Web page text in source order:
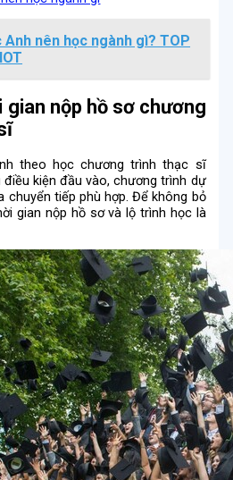
Anh nên học ngành gì? TOP
gian nộp hồ sơ chương
theo học chương trình thạc sĩ
kiện đầu vào, chương trình dự
tiếp phù hợp. Để không bỏ
gian nộp hồ sơ và lộ trình học là